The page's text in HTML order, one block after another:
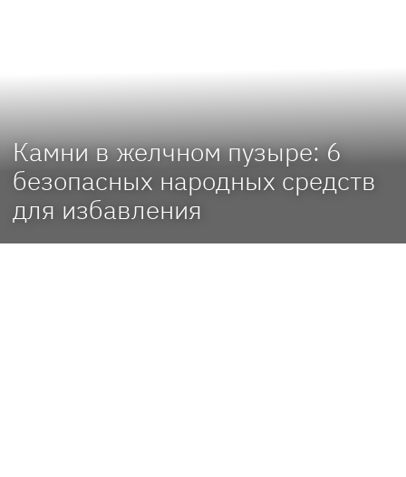
Камни в желчном пузыре: 6
безопасных народных средств
для избавления